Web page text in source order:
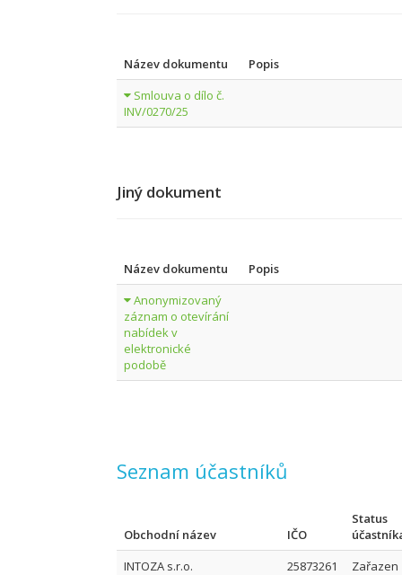
Název dokumentu
Popis
Smlouva o dílo č.
INV/0270/25
Jiný dokument
Název dokumentu
Popis
Anonymizovaný
záznam o otevírání
nabídek v
elektronické
podobě
Seznam účastníků
Obchodní název IČO
Status
INTOZA s.r.o.
25873261 Zařazen